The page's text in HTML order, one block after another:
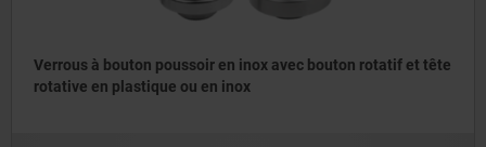
Verrous à bouton poussoir en inox avec bouton rotatif et tête
rotative en plastique ou en inox